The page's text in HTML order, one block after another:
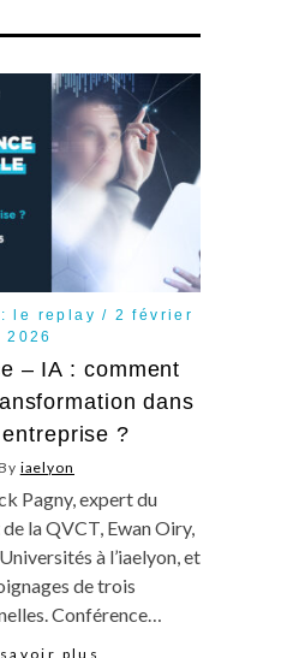
le replay
2 février
2026
– IA : comment
dans
?
iaelyon
Pagny, expert du
la QVCT, Ewan Oiry,
à l’iaelyon, et
de trois
Conférence…
plus